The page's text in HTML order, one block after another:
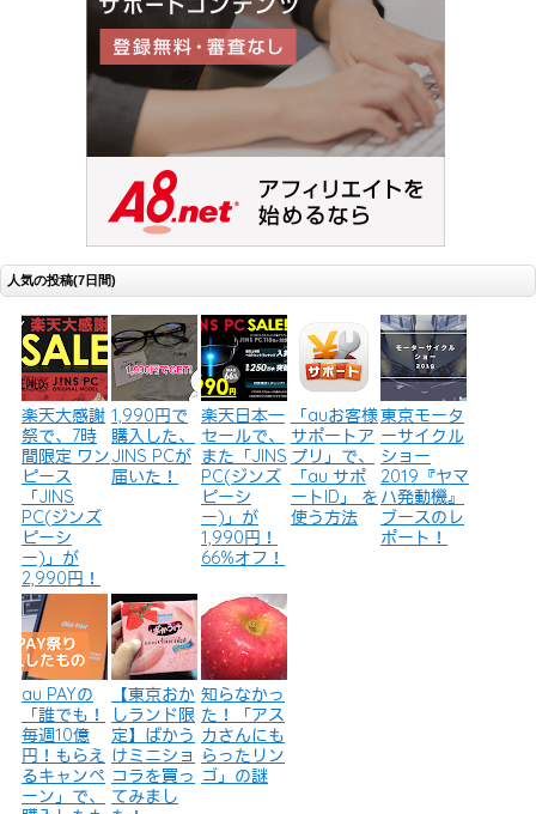
人気の投稿(7日間)
楽天大感謝
祭で、7時
間限定 ワン
ピース
「JINS
PC(ジンズ
ピーシ
ー)」が
2,990円！
1,990円で
購入した、
JINS PCが
届いた！
楽天日本一
セールで、
また「JINS
PC(ジンズ
ピーシ
ー)」が
1,990円！
66%オフ！
「auお客様
サポートア
プリ」で、
「au サポ
ートID」 を
使う方法
東京モータ
ーサイクル
ショー
2019『ヤマ
ハ発動機』
ブースのレ
ポート！
au PAYの
「誰でも！
毎週10億
円！もらえ
るキャンペ
ーン」で、
【東京おか
しランド限
定】ばかう
けミニショ
コラを買っ
てみまし
知らなかっ
た！「アス
カさんにも
らったリン
ゴ」の謎